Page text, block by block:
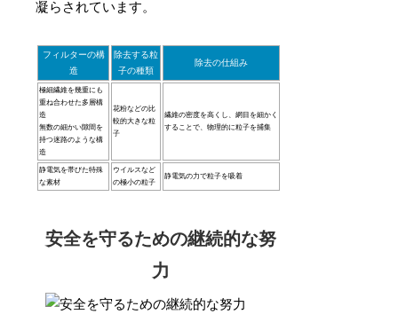
凝らされています。
フィルターの構
造
除去する粒
子の種類
除去の仕組み
極細繊維を幾重にも
重ね合わせた多層構
造
無数の細かい隙間を
持つ迷路のような構
造
花粉などの比
較的大きな粒
子
繊維の密度を高くし、網目を細かく
することで、物理的に粒子を捕集
静電気を帯びた特殊
な素材
ウイルスなど
の極小の粒子
静電気の力で粒子を吸着
安全を守るための継続的な努
力